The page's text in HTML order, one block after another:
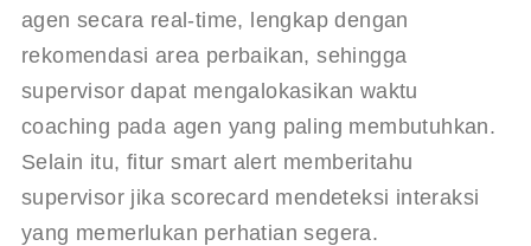
agen secara real-time, lengkap dengan
rekomendasi area perbaikan, sehingga
supervisor dapat mengalokasikan waktu
coaching pada agen yang paling membutuhkan.
Selain itu, fitur smart alert memberitahu
supervisor jika scorecard mendeteksi interaksi
yang memerlukan perhatian segera.